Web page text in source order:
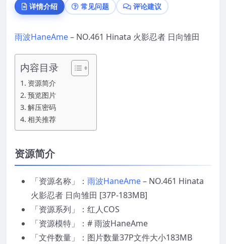
详情介绍 常见问题 评论建议
雨波HaneAme– NO.461 Hinata 火影忍者 日向雏田
内容目录
资源简介
预览图片
解压密码
相关推荐
资源简介
「资源名称」： 雨波HaneAme– NO.461 Hinata
火影忍者 日向雏田 [37P-183MB]
「资源系列」：红人COS
「资源模特」：# 雨波HaneAme
「文件数量」：图片数量37P文件大小183MB